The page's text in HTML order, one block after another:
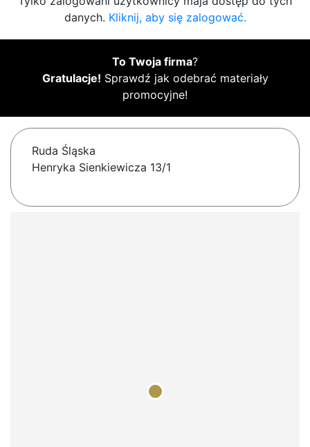
danych. Kliknij, aby się zalogować.
To Twoja firma?
Gratulacje! Sprawdź jak odebrać materiały
promocyjne!
Ruda Śląska
Henryka Sienkiewicza 13/1